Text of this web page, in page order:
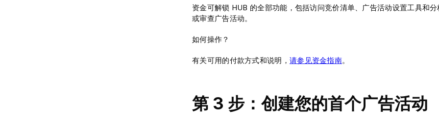
资金可解锁 HUB 的全部功能，包括访问竞价清单、广告活动设置工具和
或审查广告活动。
如何操作？
有关可用的付款方式和说明， 请参见资金指南。
第 3 步：创建您的首个广告活动